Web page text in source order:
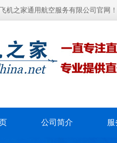
机之家通用航空服务有限公司官网！
公司简介 服